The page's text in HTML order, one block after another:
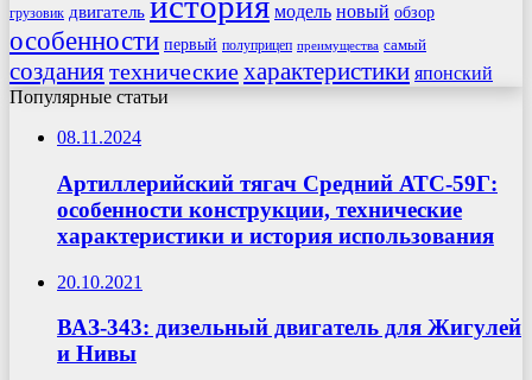
грузовик двигатель модель новый обзор
особенности первый полуприцеп преимущества самый
созданиятехническиехарактеристики японский
Популярные статьи
08.11.2024
Артиллерийский тягач Средний АТС-59Г:
особенности конструкции, технические
характеристики и история использования
20.10.2021
ВАЗ-343: дизельный двигатель для Жигулей
и Нивы